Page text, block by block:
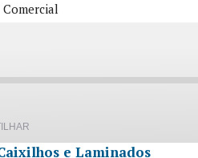
Comercial
e Laminados